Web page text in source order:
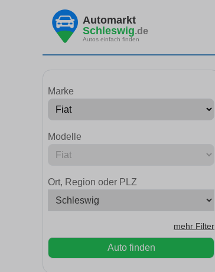
Automarkt
Schleswig.de
Autos einfach finden
Marke
Modelle
Ort, Region oder PLZ
mehr Filter
Auto finden